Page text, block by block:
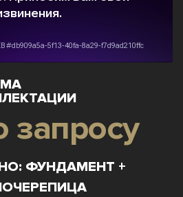
запросу
ФУНДАМЕНТ +